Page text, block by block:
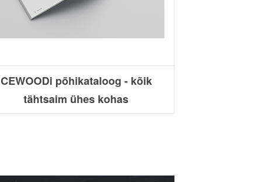
CEWOODi põhikataloog - kõik
tähtsaim ühes kohas